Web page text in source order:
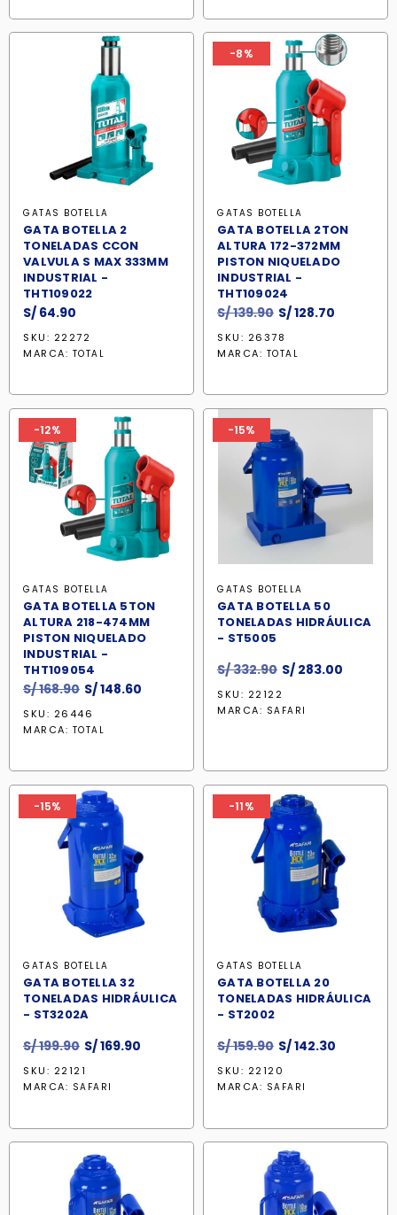
GATAS BOTELLA
GATA BOTELLA 2
TONELADAS CCON
VALVULA S MAX 333MM
INDUSTRIAL -
THT109022
S/ 64.90
SKU: 22272
MARCA: TOTAL
-8%
GATAS BOTELLA
GATA BOTELLA 2TON
ALTURA 172-372MM
PISTON NIQUELADO
INDUSTRIAL -
THT109024
S/139.90 El
precio
original
S/128.70
SKU: 26378
MARCA: TOTAL
-12%
GATAS BOTELLA
GATA BOTELLA 5TON
ALTURA 218-474MM
PISTON NIQUELADO
INDUSTRIAL -
THT109054
S/168.90 El
precio
original
S/148.60
SKU: 26446
MARCA: TOTAL
-15%
GATAS BOTELLA
GATA BOTELLA 50
TONELADAS HIDRÁULICA
- ST5005
S/332.90 El
original
S/ 283.00
SKU: 22122
MARCA: SAFARI
-15%
GATAS BOTELLA
GATA BOTELLA 32
TONELADAS HIDRÁULICA
- ST3202A
S/199.90 El
original
S/169.90
SKU: 22121
MARCA: SAFARI
-11%
GATAS BOTELLA
GATA BOTELLA 20
TONELADAS HIDRÁULICA
- ST2002
S/159.90 El
precio
original
S/142.30
SKU: 22120
MARCA: SAFARI